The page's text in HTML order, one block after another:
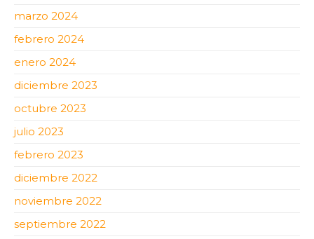
marzo 2024
febrero 2024
enero 2024
diciembre 2023
octubre 2023
julio 2023
febrero 2023
diciembre 2022
noviembre 2022
septiembre 2022